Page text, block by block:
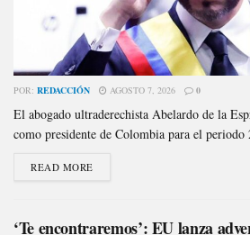
POR: REDACCIÓN AGOSTO 7, 2026 0
El abogado ultraderechista Abelardo de la
como presidente de Colombia para el
READ MORE
‘Te encontraremos’: EU lanza